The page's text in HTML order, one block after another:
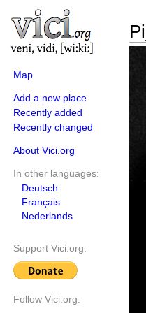
Map
Add a new place
Recently added
Recently changed
About Vici.org
In other languages:
Deutsch
Français
Nederlands
Support Vici.org:
Follow Vici.org: